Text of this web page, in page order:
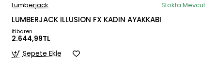
Lumberjack Stokta Mevcut
LUMBERJACK ILLUSION FX KADIN AYAKKABI
itibaren
2.644,99TL
Sepete Ekle